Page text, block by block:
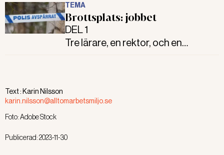
TEMA
Brottsplats: jobbet
DEL 1
Tre lärare, en rektor, och en
I hovrätten ställs krav på fem
miljoner kronor i företagsbot och
är ytterst sällsynta.
Text : Karin Nilsson
karin.nilsson@alltomarbetsmiljo.se
Foto:Adobe Stock
Publicerad:2023-11-30